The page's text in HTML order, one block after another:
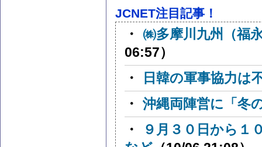
JCNET注目記事！
・
㈱多摩川九州（福
06:57）
・
日韓の軍事協力は
・ 沖縄両陣営に「冬
・
９月３０日から１